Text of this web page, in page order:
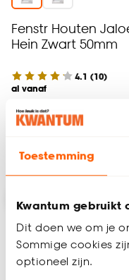
Toestemming
Kwantum gebruikt
Dit doen we om je
Sommige cookies
optioneel zijn.
Fenstr Houten
Hein Zwart 50mm
4.1 (10)
al vanaf
115.
Bezorgen 5 weken